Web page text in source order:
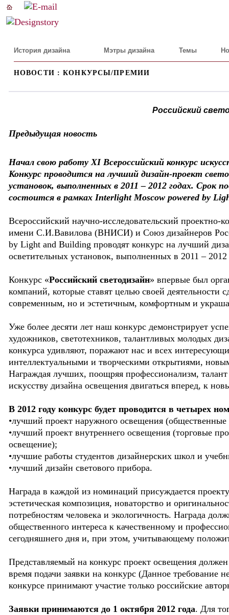
История дизайна Мэтры дизайна Темы
НОВОСТИ : КОНКУРСЫ/ПРЕМИИ
Российский
Предыдущая новость
Начал свою работу XI Всероссийский конкурс
Конкурс проводится на лучший дизайн-проект
установок, выполненных в 2011 – 2012 годах. Срок
состоится в рамках Interlight Moscow powered by
Всероссийский научно-исследовательский проектно-
имени С.И.Вавилова (ВНИСИ) и Союз дизайнеров
by Light and Building проводят конкурс на лучший
осветительных установок, выполненных в 2011 – 2012
Конкурс «Российский светодизайн» впервые был
компаний, которые ставят целью своей деятельности
современным, но и эстетичным, комфортным и
Уже более десяти лет наш конкурс демонстрирует
художников, светотехников, талантливых молодых
конкурса удивляют, поражают нас и всех
интеллектуальными и творческими открытиями,
Награждая лучших, поощряя профессионализм,
искусству дизайна освещения двигаться вперед, к
В 2012 году конкурс будет проводится в четырех
•лучший проект наружного освещения
•лучший проект внутреннего освещения (торговые
освещение);
•лучшие работы студентов дизайнерских школ и
•лучший дизайн светового прибора.
Награда в каждой из номинаций присуждается
эстетическая композиция, новаторство и
потребностям человека и экологичность. Награда
общественного интереса к качественному и
сегодняшнего дня и, при этом, учитывающему
Представляемый на конкурс проект освещения
время подачи заявки на конкурс (Данное требование
конкурсе принимают участие только российские
Заявки принимаются до 1 октября 2012 года. Для